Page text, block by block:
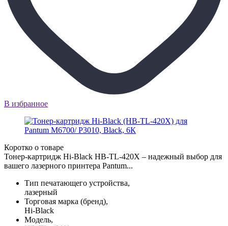
В избранное
Коротко о товаре
Тонер-картридж Hi-Black HB-TL-420X – надежный выбор для
вашего лазерного принтера Pantum...
Тип печатающего устройства,
лазерный
Торговая марка (бренд),
Hi-Black
Модель,